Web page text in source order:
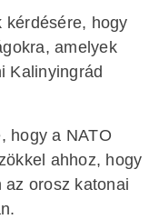
kérdésére, hogy
amelyek
Kalinyingrád
hogy a NATO
ahhoz, hogy
az orosz katonai